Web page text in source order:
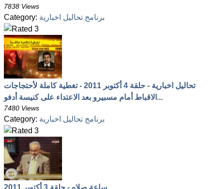
7838 Views
Category: برنامج تحاليل اخبارية
تحاليل اخبارية - حلقة 4 أكتوبر 2011 - تغطية كاملة لأحتجاجات
الاقباط أمام مسبيرو بعد الاعتداء على كنيسة أدفو...
7480 Views
Category: برنامج تحاليل اخبارية
ساعة صلاه - حلقة 3 أكتوبر 2011